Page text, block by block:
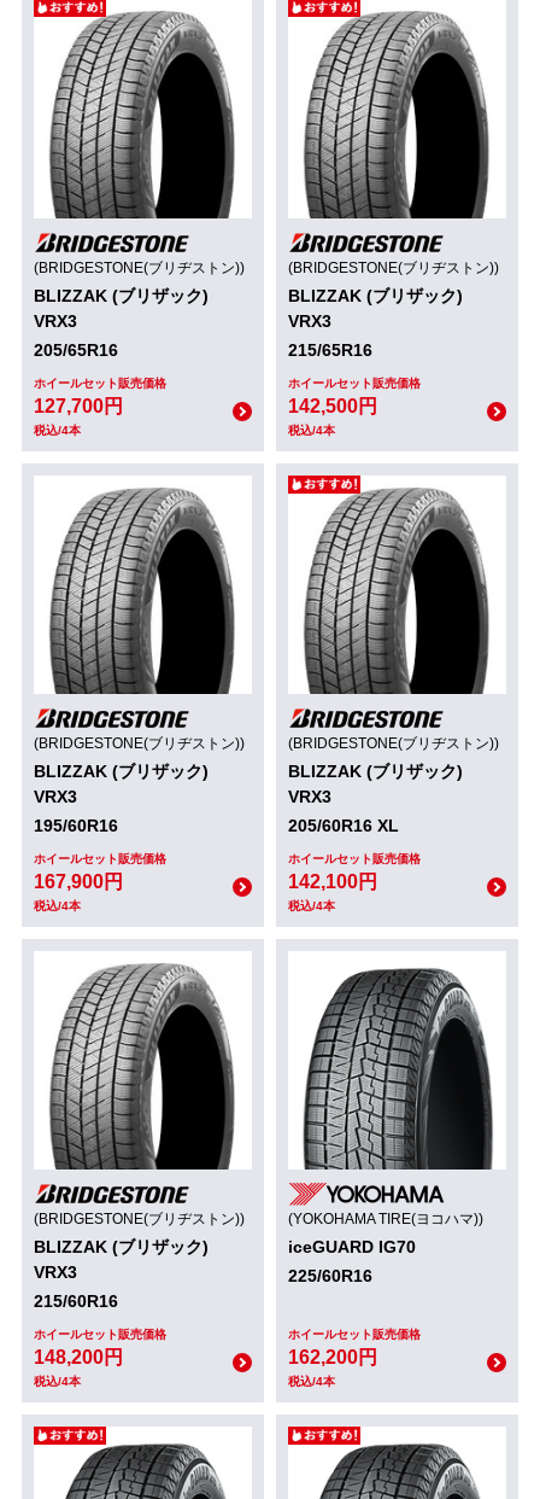
(BRIDGESTONE(ブリヂストン))
BLIZZAK (ブリザック)
VRX3
205/65R16
ホイールセット販売価格
127,700円
税込/4本
(BRIDGESTONE(ブリヂストン))
BLIZZAK (ブリザック)
VRX3
215/65R16
ホイールセット販売価格
142,500円
税込/4本
(BRIDGESTONE(ブリヂストン))
BLIZZAK (ブリザック)
VRX3
195/60R16
ホイールセット販売価格
167,900円
税込/4本
(BRIDGESTONE(ブリヂストン))
BLIZZAK (ブリザック)
VRX3
205/60R16 XL
ホイールセット販売価格
142,100円
税込/4本
(BRIDGESTONE(ブリヂストン))
BLIZZAK (ブリザック)
VRX3
215/60R16
ホイールセット販売価格
148,200円
税込/4本
(YOKOHAMA TIRE(ヨコハマ))
iceGUARD IG70
225/60R16
ホイールセット販売価格
162,200円
税込/4本